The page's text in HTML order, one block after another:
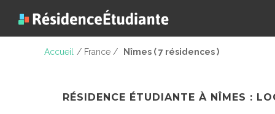
Accueil / France / Nîmes ( 7 résidences )
RÉSIDENCE ÉTUDIANTE À NÎMES :